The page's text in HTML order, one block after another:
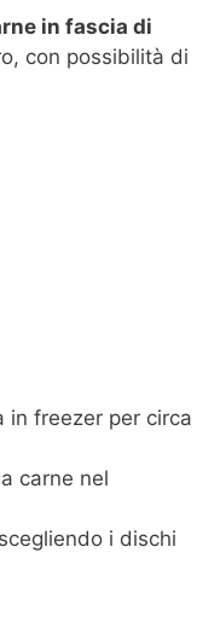
in fascia di
con possibilità di
in freezer per circa
carne nel
i dischi